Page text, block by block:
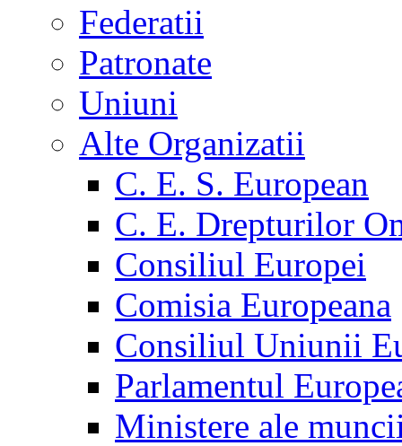
Federatii
Patronate
Uniuni
Alte Organizatii
C. E. S. European
C. E. Drepturilor
Consiliul Europei
Comisia Europeana
Consiliul Uniunii
Parlamentul
Ministere ale